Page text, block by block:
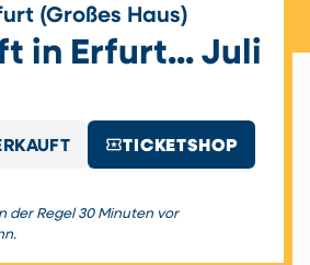
(Großes Haus)
in Erfurt... Juli
local_activityTICKETSHOP
der Regel 30 Minuten vor